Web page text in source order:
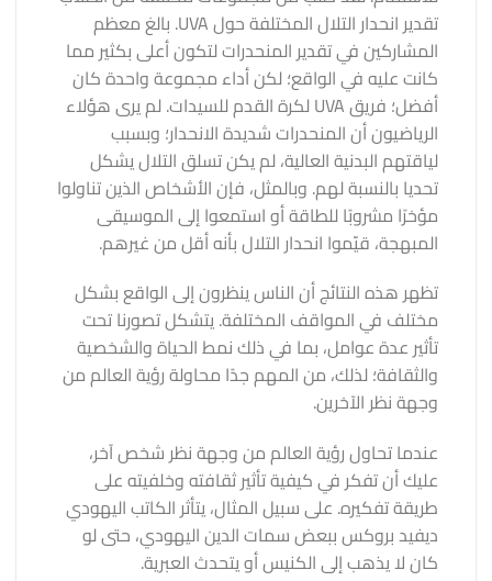
تقدير انحدار التلال المختلفة حول UVA. بالغ معظم
المشاركين في تقدير المنحدرات لتكون أعلى بكثير مما
كانت عليه في الواقع؛ لكن أداء مجموعة واحدة كان
أفضل؛ فريق UVA لكرة القدم للسيدات. لم يرى هؤلاء
الرياضيون أن المنحدرات شديدة الانحدار؛ وبسبب
لياقتهم البدنية العالية، لم يكن تسلق التلال يشكل
تحديا بالنسبة لهم. وبالمثل، فإن الأشخاص الذين تناولوا
مؤخرًا مشروبًا للطاقة أو استمعوا إلى الموسيقى
المبهجة، قيّموا انحدار التلال بأنه أقل من غيرهم.
تظهر هذه النتائج أن الناس ينظرون إلى الواقع بشكل
مختلف في المواقف المختلفة. يتشكل تصورنا تحت
تأثير عدة عوامل، بما في ذلك نمط الحياة والشخصية
والثقافة؛ لذلك، من المهم جدًا محاولة رؤية العالم من
وجهة نظر الآخرين.
عندما تحاول رؤية العالم من وجهة نظر شخص آخر،
عليك أن تفكر في كيفية تأثير ثقافته وخلفيته على
طريقة تفكيره. على سبيل المثال، يتأثر الكاتب اليهودي
ديفيد بروكس ببعض سمات الدين اليهودي، حتى لو
كان لا يذهب إلى الكنيس أو يتحدث العبرية.